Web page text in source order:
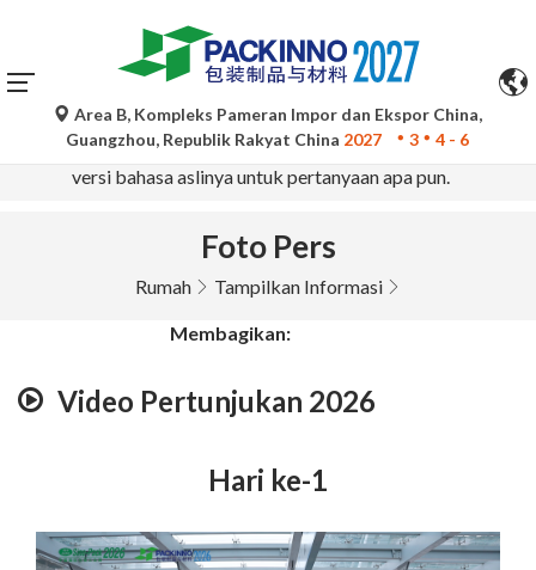
Terjemahan otomatis oleh Google Translate hanya untuk
referensi dan mungkin tidak akurat. Silakan merujuk ke
versi bahasa aslinya untuk pertanyaan apa pun.
Area B, Kompleks Pameran Impor dan Ekspor China,
Guangzhou, Republik Rakyat China 2027 3 4 - 6
Foto Pers
Rumah Tampilkan Informasi
Membagikan:
Video Pertunjukan 2026
Hari ke-1